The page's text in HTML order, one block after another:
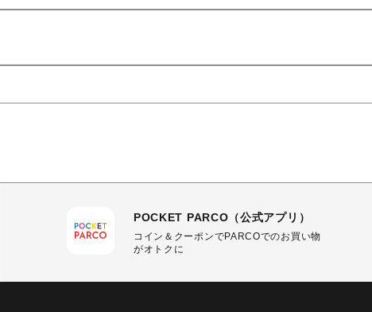
POCKET PARCO（公式アプリ）
コイン＆クーポンでPARCOでのお買い物
がオトクに